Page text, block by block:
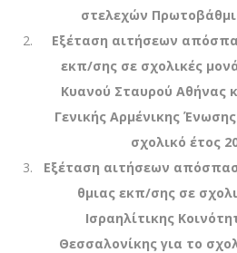
στελεχών
Εξέταση αιτήσεων
εκπ/σης σε σχολικές
Κυανού Σταυρού Αθήνας
Γενικής Αρμένικης
σχολικό έτος
Εξέταση αιτήσεων
θμιας εκπ/σης σε
Ισραηλίτικης
Θεσσαλονίκης για το